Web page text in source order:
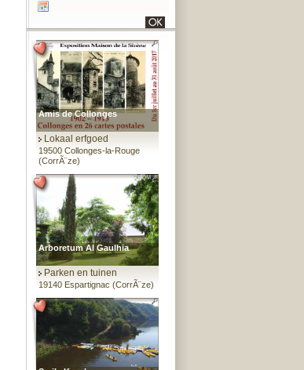
Amis de Collonges
Lokaal erfgoed
19500 Collonges-la-Rouge
(CorrÃ¨ze)
Arboretum Al Gaulhia
Parken en tuinen
19140 Espartignac (CorrÃ¨ze)